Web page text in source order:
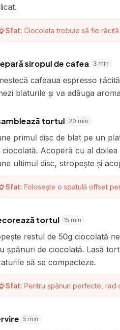
Sfat: Ciocolata trebuie să fie
siropul de cafea 3 min
cafeaua espresso
blaturile și va adăuga
tortul 20 min
primul disc de blat pe un
ciocolată. Acoperă cu al
ultimul disc, stropește și
Sfat: Folosește o spatulă offset
tortul 15 min
restul de 50g ciocolată
șpănuri de ciocolată. Lasă
să se compacteze.
Sfat: Pentru șpănuri perfecte, rad
5 min